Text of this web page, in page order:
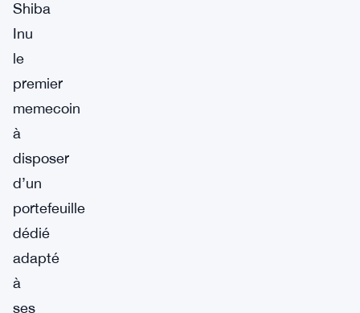
Shiba
Inu
le
premier
memecoin
à
disposer
d’un
portefeuille
dédié
adapté
à
ses